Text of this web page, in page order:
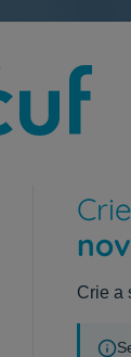
Crie a